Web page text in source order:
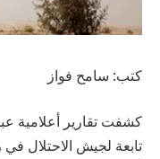
كتب: سامح فواز
كشفت تقارير أعلامية
تابعة لجيش الاحتلال